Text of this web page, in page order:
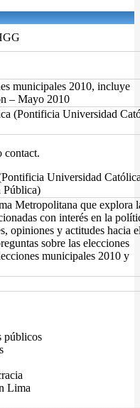
municipales 2010, incluye
– Mayo 2010
(Pontificia Universidad
contact.
Universidad
Pública)
Metropolitana que explora
con interés en la
opiniones y actitudes hacia
sobre las elecciones
municipales 2010 y
públicos
Lima